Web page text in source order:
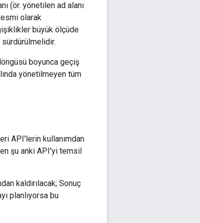
(ör. yönetilen ad alanı
olarak
büyük ölçüde
boyunca geçiş
yönetilmeyen tüm
API'lerin kullanımdan
şu anki API'yi temsil
kaldırılacak; Sonuç
planlıyorsa bu